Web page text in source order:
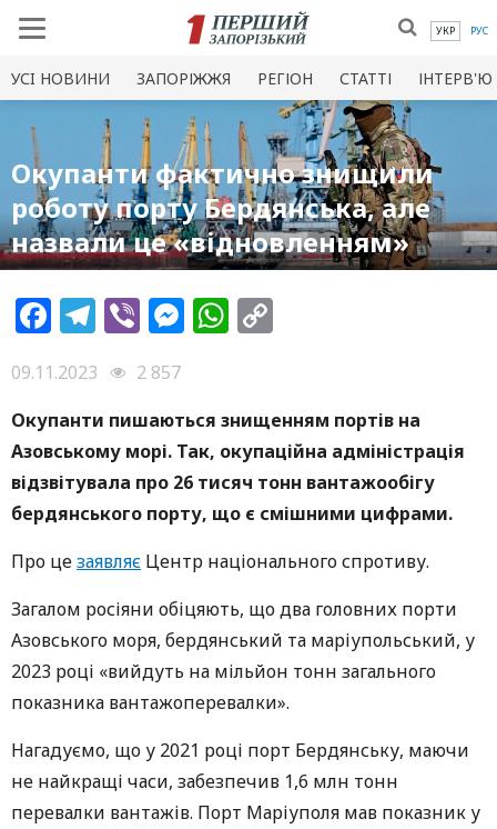
УКР РУС
УСI НОВИНИ ЗАПОРІЖЖЯ РЕГІОН СТАТТІ ІНТЕРВ'Ю
Окупанти фактично знищили
роботу порту Бердянська, але
назвали це «відновленням»
Facebook
Telegram
ViberMessenger
WhatsApp
09.11.2023
2 857
Окупанти пишаються знищенням портів на
Азовському морі. Так, окупаційна адміністрація
відзвітувала про 26 тисяч тонн вантажообігу
бердянського порту, що є смішними цифрами.
Про цезаявляє Центр національного спротиву.
Загалом росіяни обіцяють, що два головних порти
Азовського моря, бердянський та маріупольський, у
2023 році «вийдуть на мільйон тонн загального
показника вантажоперевалки».
Нагадуємо, що у 2021 році порт Бердянську, маючи
не найкращі часи, забезпечив 1,6 млн тонн
перевалки вантажів. Порт Маріуполя мав показник у